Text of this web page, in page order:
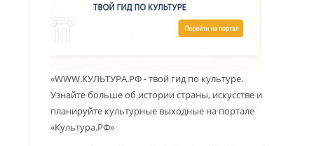
«WWW.КУЛЬТУРА.РФ - твой гид по культуре.
Узнайте больше об истории страны, искусстве и
планируйте культурные выходные на портале
«Культура.РФ»